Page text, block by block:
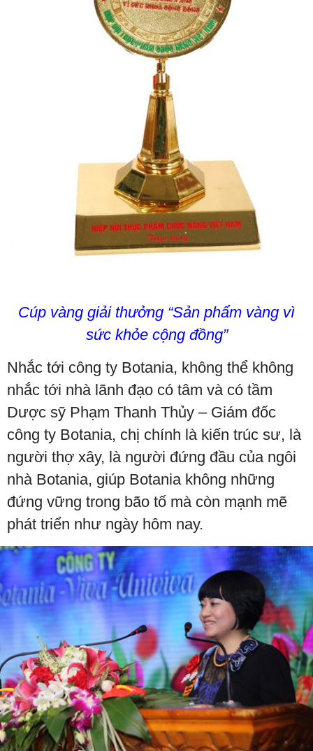
Cúp vàng giải thưởng “Sản phẩm vàng vì
sức khỏe cộng đồng”
Nhắc tới công ty Botania, không thể không
nhắc tới nhà lãnh đạo có tâm và có tầm
Dược sỹ Phạm Thanh Thủy – Giám đốc
công ty Botania, chị chính là kiến trúc sư, là
người thợ xây, là người đứng đầu của ngôi
nhà Botania, giúp Botania không những
đứng vững trong bão tố mà còn mạnh mẽ
phát triển như ngày hôm nay.